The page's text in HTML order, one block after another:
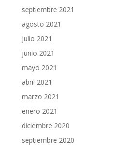
septiembre 2021
agosto 2021
julio 2021
junio 2021
mayo 2021
abril 2021
marzo 2021
enero 2021
diciembre 2020
septiembre 2020